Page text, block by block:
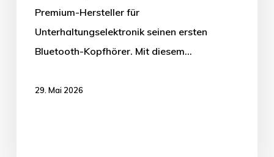
Premium-Hersteller für
Unterhaltungselektronik seinen ersten
Bluetooth-Kopfhörer. Mit diesem…
29. Mai 2026